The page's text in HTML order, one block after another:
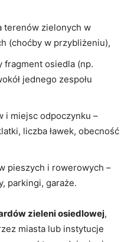
terenów zielonych w
(choćby w przybliżeniu),
fragment osiedla (np.
jednego zespołu
i miejsc odpoczynku –
liczba ławek, obecność
pieszych i rowerowych –
parkingi, garaże.
zieleni osiedlowej,
miasta lub instytucje